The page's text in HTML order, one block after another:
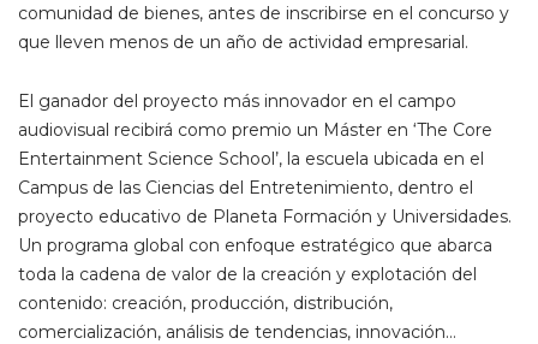
comunidad de bienes, antes de inscribirse en el concurso y
que lleven menos de un año de actividad empresarial.
El ganador del proyecto más innovador en el campo
audiovisual recibirá como premio un Máster en ‘The Core
Entertainment Science School’, la escuela ubicada en el
Campus de las Ciencias del Entretenimiento, dentro el
proyecto educativo de Planeta Formación y Universidades.
Un programa global con enfoque estratégico que abarca
toda la cadena de valor de la creación y explotación del
contenido: creación, producción, distribución,
comercialización, análisis de tendencias, innovación…